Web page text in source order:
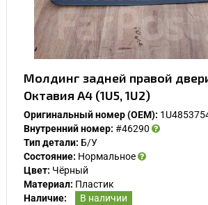
Молдинг задней правой
Октавия А4 (1U5, 1U2)
Оригинальный номер (OEM):
Внутренний номер: #46290
Тип детали: Б/У
Состояние: Нормальное
Цвет: Чёрный
Материал: Пластик
Наличие:
В наличии